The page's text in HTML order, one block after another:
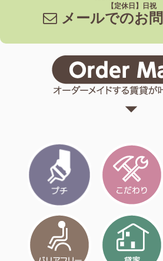
【定休日】日祝
メールでのお